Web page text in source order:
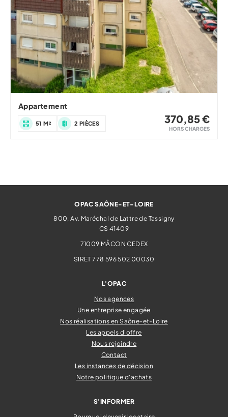
Appartement
51 M² 2 PIÈCES 370,85 €
HORS CHARGES
OPAC SAÔNE-ET-LOIRE
800, Av. Maréchal de Lattre de Tassigny
CS 41409
71009 MÂCON CEDEX
SIRET 778 596 502 00030
L'OPAC
Nos agences
Une entreprise engagée
Nos réalisations en Saône-et-Loire
Les appels d'offre
Nous rejoindre
Contact
Les instances de décision
Notre politique d'achats
S'INFORMER